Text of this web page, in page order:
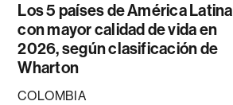
Los 5 países de América Latina
con mayor calidad de vida en
2026, según clasificación de
Wharton
COLOMBIA